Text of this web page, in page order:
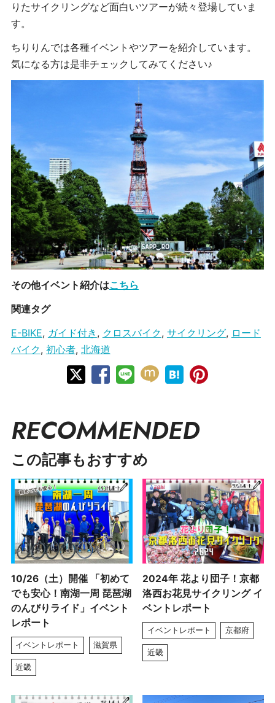
りたサイクリングなど面白いツアーが続々登場していま
す。
ちりりんでは各種イベントやツアーを紹介しています。
気になる方は是非チェックしてみてください♪
その他イベント紹介はこちら
関連タグ
E-BIKE, ガイド付き , クロスバイク, サイクリング, ロード
バイク, 初心者, 北海道
RECOMMENDED
この記事もおすすめ
10/26（土）開催 「初めて
でも安心！南湖一周 琵琶湖
のんびりライド」イベント
レポート
イベントレポート 滋賀県
近畿
2024年 花より団子！京都
洛西お花見サイクリング イ
ベントレポート
イベントレポート 京都府
近畿